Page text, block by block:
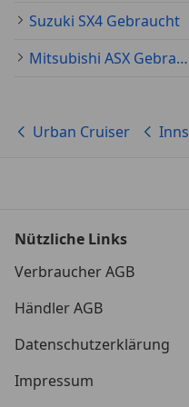
Suzuki SX4 Gebraucht
Mitsubishi ASX Gebraucht
Urban Cruiser
Nützliche Links
Verbraucher AGB
Händler AGB
Datenschutzerklärung
Impressum